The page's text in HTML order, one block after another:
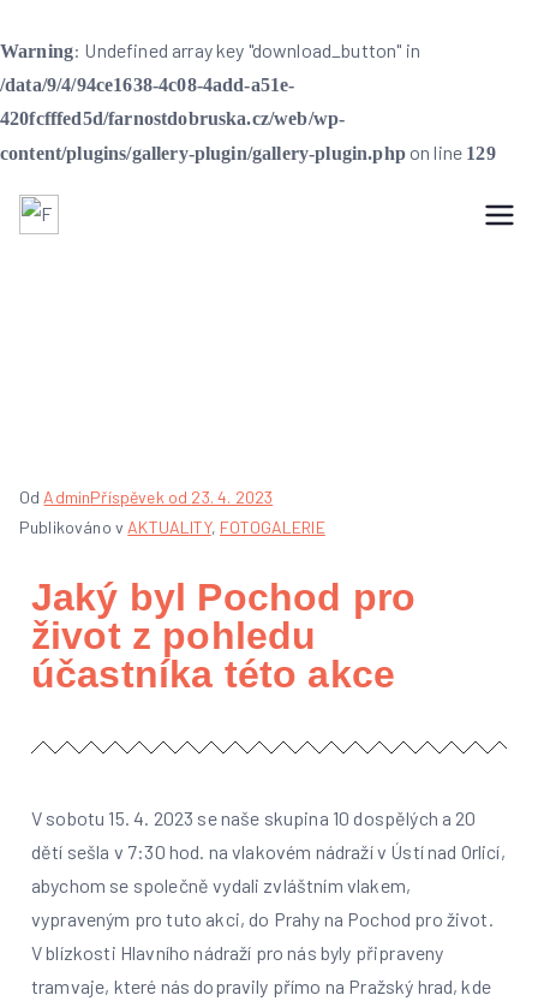
Warning: Undefined array key "download_button" in
/data/9/4/94ce1638-4c08-4add-a51e-
420fcfffed5d/farnostdobruska.cz/web/wp-
content/plugins/gallery-plugin/gallery-plugin.phpon line 129
Od AdminPříspěvek od 23. 4. 2023
Publikováno v AKTUALITY, FOTOGALERIE
Jaký byl Pochod pro
život z pohledu
účastníka této akce
V sobotu 15. 4. 2023 se naše skupina 10 dospělých a 20
dětí sešla v 7:30 hod. na vlakovém nádraží v Ústí nad Orlicí,
abychom se společně vydali zvláštním vlakem,
vypraveným pro tuto akci, do Prahy na Pochod pro život.
V blízkosti Hlavního nádraží pro nás byly připraveny
tramvaje, které nás dopravily přímo na Pražský hrad, kde